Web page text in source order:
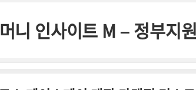
머니 인사이트 M – 정부지